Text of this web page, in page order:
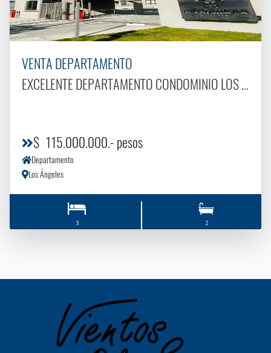
VENTA DEPARTAMENTO
EXCELENTE DEPARTAMENTO CONDOMINIO LOS CONQUISTADORES
$ 115.000.000.- pesos
Departamento
Los Ángeles
3 2